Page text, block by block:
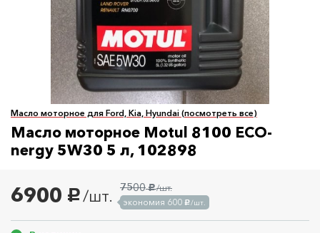
Масло моторное для Ford, Kia, Hyundai (посмотреть все)
Масло моторное Motul 8100 ECO-
nergy 5W30 5 л, 102898
6900 руб. /шт. 7500руб./шт.
экономия 600 руб./шт.